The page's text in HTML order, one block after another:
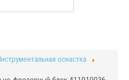
оснастка